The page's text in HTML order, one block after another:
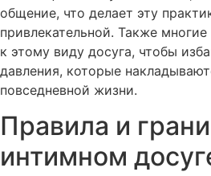
общение, что делает эту
привлекательной. Также
к этому виду досуга, чтобы
давления, которые
повседневной жизни.
Правила и
интимном